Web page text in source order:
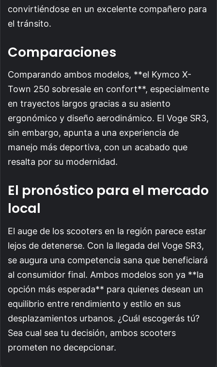
convirtiéndose en un excelente compañero para
el tránsito.
Comparaciones
Comparando ambos modelos, **el Kymco X-
Town 250 sobresale en confort**, especialmente
en trayectos largos gracias a su asiento
ergonómico y diseño aerodinámico. El Voge SR3,
sin embargo, apunta a una experiencia de
manejo más deportiva, con un acabado que
resalta por su modernidad.
El pronóstico para el mercado
local
El auge de los scooters en la región parece estar
lejos de detenerse. Con la llegada del Voge SR3,
se augura una competencia sana que beneficiará
al consumidor final. Ambos modelos son ya **la
opción más esperada** para quienes desean un
equilibrio entre rendimiento y estilo en sus
desplazamientos urbanos. ¿Cuál escogerás tú?
Sea cual sea tu decisión, ambos scooters
prometen no decepcionar.